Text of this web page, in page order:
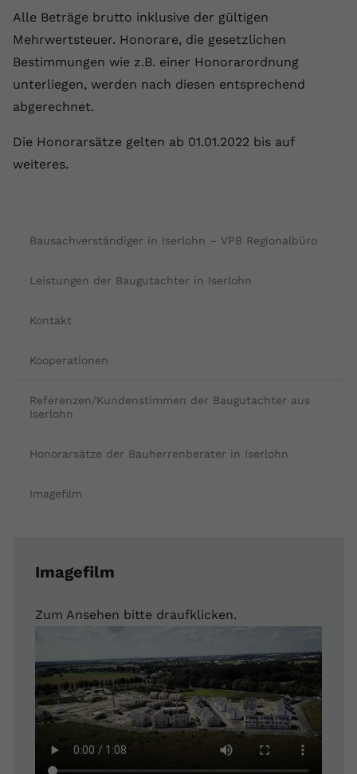
Bausachverständiger in Iserlohn – VPB Regionalbüro
Leistungen der Baugutachter in Iserlohn
Kontakt
Kooperationen
Referenzen/Kundenstimmen der Baugutachter aus
Iserlohn
Honorarsätze der Bauherrenberater in Iserlohn
Imagefilm
Imagefilm
Zum Ansehen bitte draufklicken.
Alle Beträge brutto inklusive der gültigen
Mehrwertsteuer. Honorare, die gesetzlichen
Bestimmungen wie z.B. einer Honorarordnung
unterliegen, werden nach diesen entsprechend
abgerechnet.
Die Honorarsätze gelten ab 01.01.2022 bis auf
weiteres.